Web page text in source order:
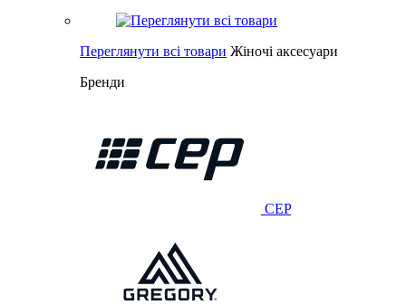
Переглянути всі товари Жіночі аксесуари
Бренди
CEP